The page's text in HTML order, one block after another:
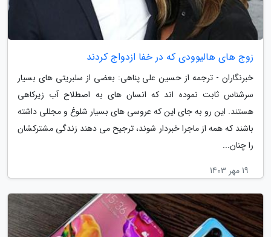
زوج های هالیوودی که در خفا ازدواج کردند
خبرنگاران - ترجمه از حسین علی پناهی: بعضی از سلبریتی های بسیار
سرشناس ثابت نموده اند که انسان های به اصطلاح آب زیرکاهی
هستند. این رو به جای این که عروسی های بسیار شلوغ و مجللی داشته
باشند که همه از ماجرا خبردار شوند، ترجیح می دهند زندگی مشترکشان
را چنان...
19 مهر 1403